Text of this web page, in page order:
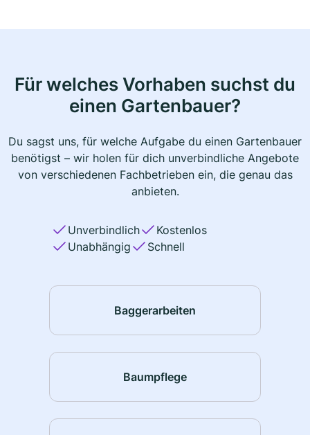
Für welches Vorhaben suchst du
einen Gartenbauer?
Du sagst uns, für welche Aufgabe du einen Gartenbauer
benötigst – wir holen für dich unverbindliche Angebote
von verschiedenen Fachbetrieben ein, die genau das
anbieten.
Unverbindlich
Kostenlos
Unabhängig
Schnell
Baggerarbeiten
Baumpflege